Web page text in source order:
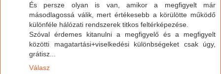
És persze olyan is van, amikor a megfigyelt már
másodlagossá válik, mert értékesebb a körülötte működő
különféle hálózati rendszerek titkos feltérképezése.
Szóval érdemes kitanulni a megfigyelő és a megfigyelt
közötti magatartási+viselkedési különbségeket csak úgy,
grátisz...
Válasz